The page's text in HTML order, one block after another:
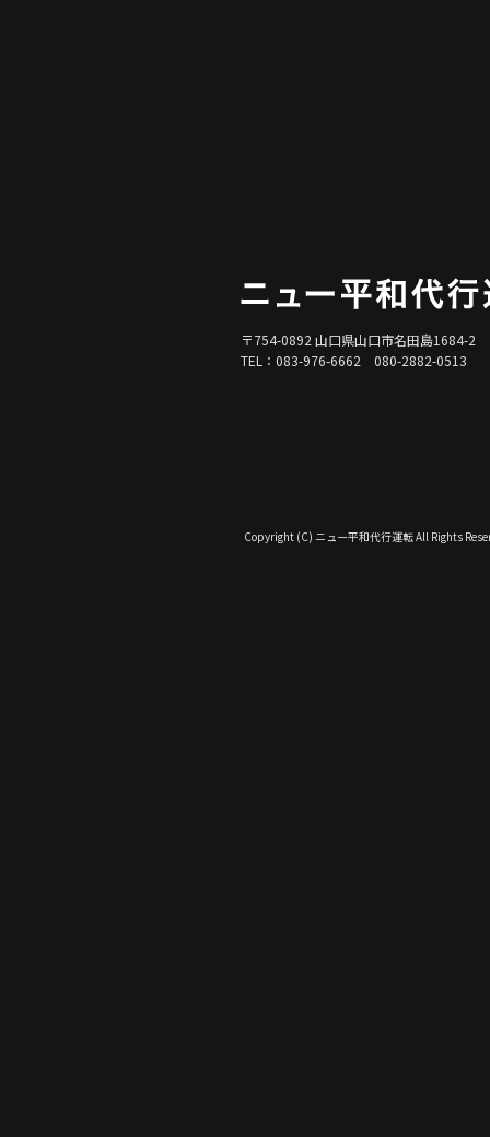
〒754-0892 山口県山口市名田島1684-2
TEL：083-976-6662 080-2882-0513
Copyright (C) ニュー平和代行運転 All Rights